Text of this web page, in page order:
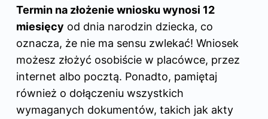
Termin na złożenie wniosku wynosi 12
miesięcy od dnia narodzin dziecka, co
oznacza, że nie ma sensu zwlekać! Wniosek
możesz złożyć osobiście w placówce, przez
internet albo pocztą. Ponadto, pamiętaj
również o dołączeniu wszystkich
wymaganych dokumentów, takich jak akty